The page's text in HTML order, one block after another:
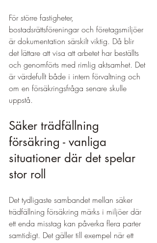
För större fastigheter,
bostadsrättsföreningar och företagsmiljöer
är dokumentation särskilt viktig. Då blir
det lättare att visa att arbetet har beställts
och genomförts med rimlig aktsamhet. Det
är värdefullt både i intern förvaltning och
om en försäkringsfråga senare skulle
uppstå.
Säker trädfällning
försäkring - vanliga
situationer där det spelar
stor roll
Det tydligaste sambandet mellan säker
trädfällning försäkring märks i miljöer där
ett enda misstag kan påverka flera parter
samtidigt. Det gäller till exempel när ett